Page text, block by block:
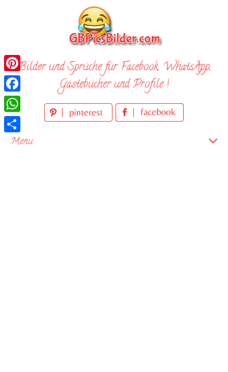
Bilder und Sprüche für Facebook, WhatsApp,
Gästebücher und Profile !
Menu
Pinterest
Facebook
WhatsApp
Teilen